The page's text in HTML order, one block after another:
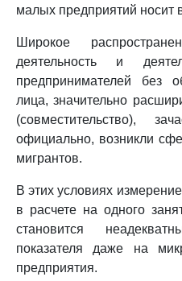
малых предприятий носит
Широкое
деятельность и
предпринимателей без
лица, значительно
(совместительство),
официально, возникли
мигрантов.
В этих условиях
в расчете на одного
становится
показателя даже на
предприятия.